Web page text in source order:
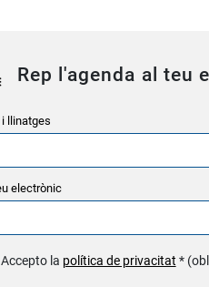
Rep l'agenda al teu
i llinatges
electrònic
Accepto la política de privacitat *